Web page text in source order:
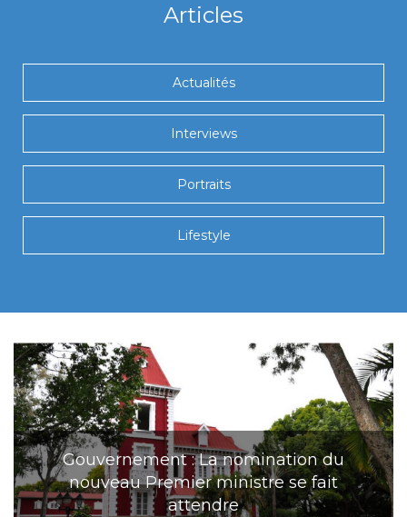
Articles
Actualités
Interviews
Portraits
Lifestyle
Gouvernement : La nomination du
nouveau Premier ministre se fait
attendre